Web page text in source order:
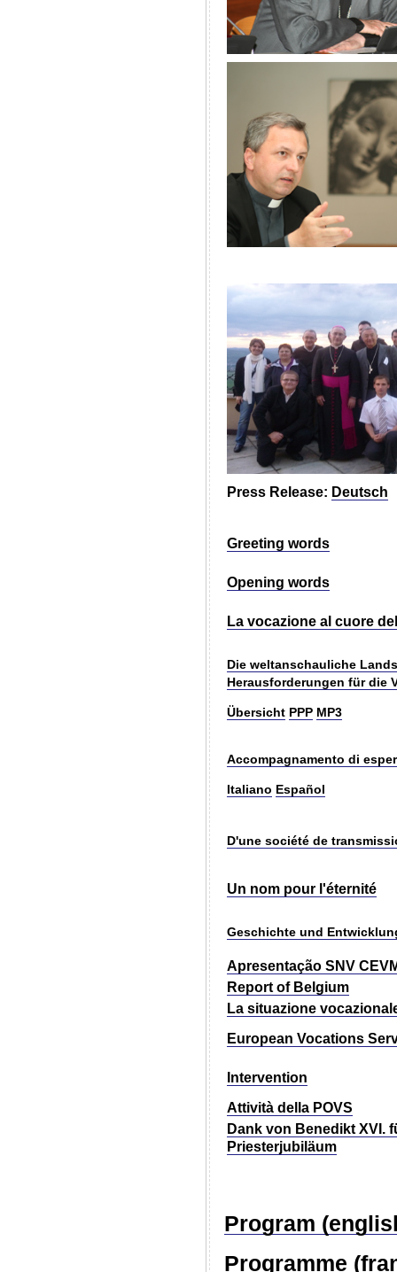
Press Release: Deutsch
Greeting words
Opening words
La vocazione al cuore
Die weltanschauliche
Herausforderungen für die
Übersicht PPP MP3
Accompagnamento di
Italiano Español
D'une société de
Un nom pour l'éternité
Geschichte und
Apresentação SNV
Report of Belgium
La situazione
European Vocations
Intervention
Attività della POVS
Dank von Benedikt XVI.
Priesterjubiläum
Program
Programme